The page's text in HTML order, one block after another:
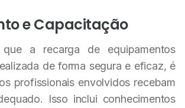
e Capacitação
que a recarga de equipamentos
de forma segura e eficaz, é
profissionais envolvidos recebam
Isso inclui conhecimentos